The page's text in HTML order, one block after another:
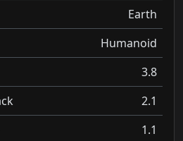
Earth
Humanoid
3.8
2.1
1.1